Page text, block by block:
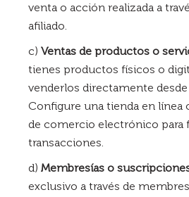
venta o acción realizada a
afiliado.
c) Ventas de productos o
tienes productos físicos o
venderlos directamente
Configure una tienda en línea
de comercio electrónico para
transacciones.
d) Membresías o
exclusivo a través de